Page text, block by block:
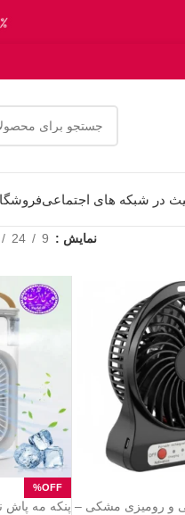
در شبکه های اجتماعی
نمایش 9
24
و رومیزی مشکی – پنکه مه پاش